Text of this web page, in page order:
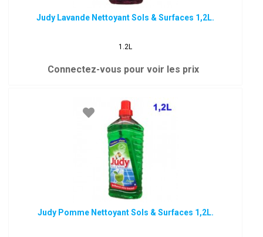
Judy Lavande Nettoyant Sols & Surfaces 1,2L.
1.2L
Connectez-vous pour voir les prix
Judy Pomme Nettoyant Sols & Surfaces 1,2L.